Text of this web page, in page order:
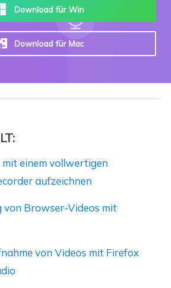
Download für Win
Download für Mac
mit einem vollwertigen
aufzeichnen
von Browser-Videos mit
von Videos mit Firefox